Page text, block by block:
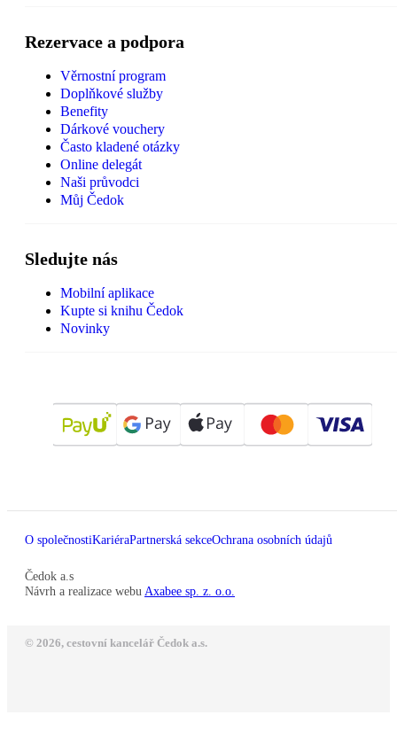
Rezervace a podpora
Věrnostní program
Doplňkové služby
Benefity
Dárkové vouchery
Často kladené otázky
Online delegát
Naši průvodci
Můj Čedok
Sledujte nás
Mobilní aplikace
Kupte si knihu Čedok
Novinky
O společnostiKariéraPartnerská sekceOchrana osobních údajů
Čedok a.s
Návrh a realizace webu Axabee sp. z. o.o.
© 2026, cestovní kancelář Čedok a.s.